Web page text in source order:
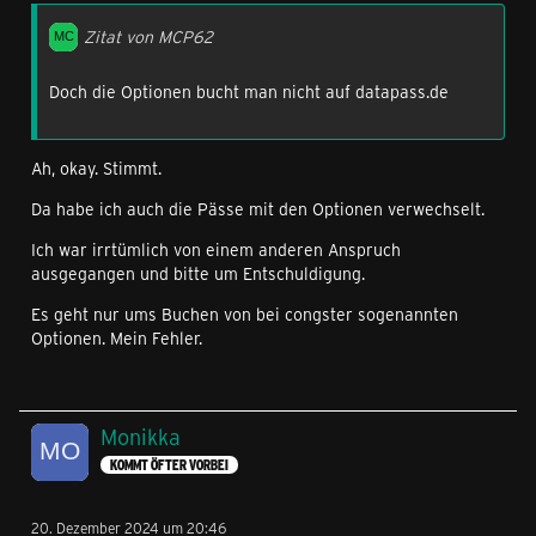
Zitat von MCP62
Doch die Optionen bucht man nicht auf datapass.de
Ah, okay. Stimmt.
Da habe ich auch die Pässe mit den Optionen verwechselt.
Ich war irrtümlich von einem anderen Anspruch
ausgegangen und bitte um Entschuldigung.
Es geht nur ums Buchen von bei congster sogenannten
Optionen. Mein Fehler.
Monikka
KOMMT ÖFTER VORBEI
20. Dezember 2024 um 20:46